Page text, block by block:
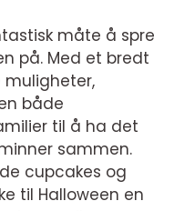
måte å spre
på. Med et bredt
både
til å ha det
sammen.
cupcakes og
til Halloween en